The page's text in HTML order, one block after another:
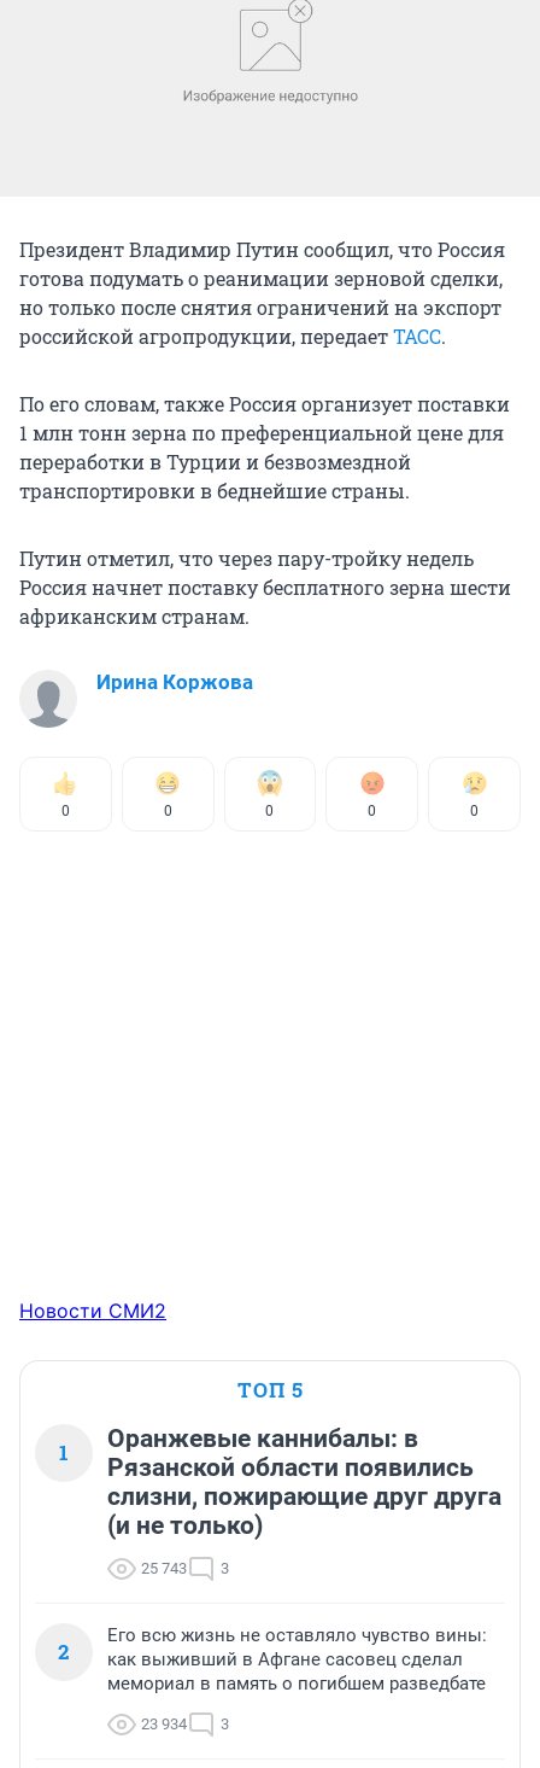
Президент Владимир Путин сообщил, что Россия
готова подумать о реанимации зерновой сделки,
но только после снятия ограничений на экспорт
российской агропродукции, передаетТАСС.
По его словам, также Россия организует поставки
1 млн тонн зерна по преференциальной цене для
переработки в Турции и безвозмездной
транспортировки в беднейшие страны.
Путин отметил, что через пару-тройку недель
Россия начнет поставку бесплатного зерна шести
африканским странам.
Ирина Коржова
0 0 0 0 0
Новости СМИ2
ТОП 5
1
Оранжевые каннибалы: в
Рязанской области появились
слизни, пожирающие друг друга
(и не только)
25 743 3
2
Его всю жизнь не оставляло чувство вины:
как выживший в Афгане сасовец сделал
мемориал в память о погибшем разведбате
23 934 3